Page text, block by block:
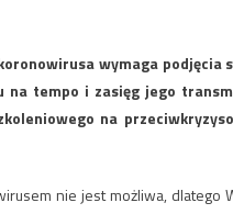
wymaga podjęcia
na tempo i zasięg jego
na
nie jest możliwa, dlatego